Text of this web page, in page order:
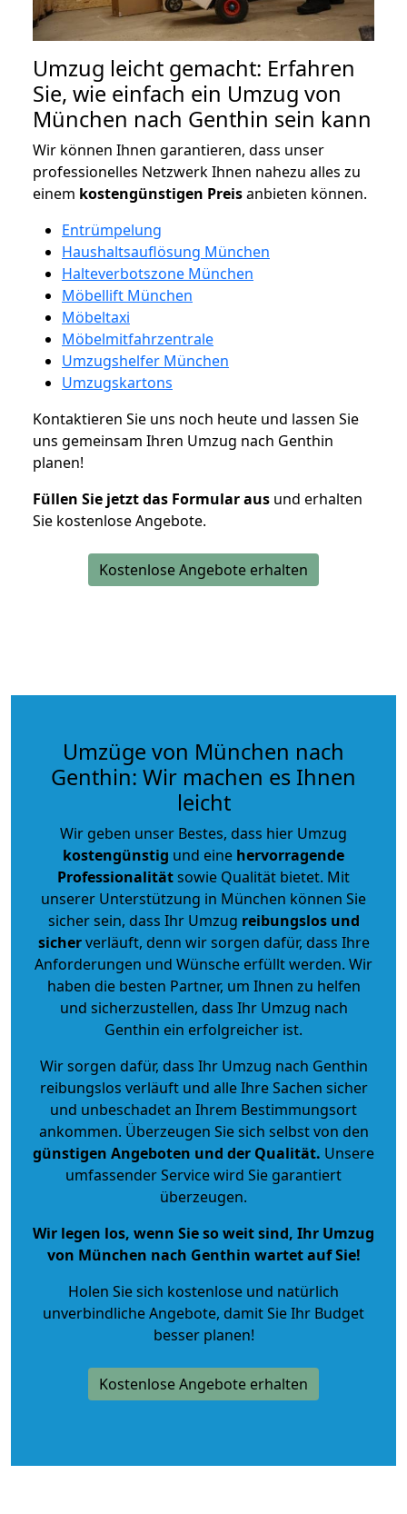
Umzug leicht gemacht: Erfahren
Sie, wie einfach ein Umzug von
München nach Genthin sein kann
Wir können Ihnen garantieren, dass unser
professionelles Netzwerk Ihnen nahezu alles zu
einem kostengünstigen Preisanbieten können.
Entrümpelung
Haushaltsauflösung München
Halteverbotszone München
Möbellift München
Möbeltaxi
Möbelmitfahrzentrale
Umzugshelfer München
Umzugskartons
Kontaktieren Sie uns noch heute und lassen Sie
uns gemeinsam Ihren Umzug nach Genthin
planen!
Füllen Sie jetzt das Formular aus und erhalten
Sie kostenlose Angebote.
Kostenlose Angebote erhalten
Umzüge von München nach
Genthin: Wir machen es Ihnen
leicht
Wir geben unser Bestes, dass hier Umzug
kostengünstig und eine hervorragende
Professionalitätsowie Qualität bietet. Mit
unserer Unterstützung in München können Sie
sicher sein, dass Ihr Umzug reibungslos und
sicherverläuft, denn wir sorgen dafür, dass Ihre
Anforderungen und Wünsche erfüllt werden. Wir
haben die besten Partner, um Ihnen zu helfen
und sicherzustellen, dass Ihr Umzug nach
Genthin ein erfolgreicher ist.
Wir sorgen dafür, dass Ihr Umzug nach Genthin
reibungslos verläuft und alle Ihre Sachen sicher
und unbeschadet an Ihrem Bestimmungsort
ankommen. Überzeugen Sie sich selbst von den
günstigen Angeboten und der Qualität. Unsere
umfassender Service wird Sie garantiert
überzeugen.
Wir legen los, wenn Sie so weit sind, Ihr Umzug
von München nach Genthin wartet auf Sie!
Holen Sie sich kostenlose und natürlich
unverbindliche Angebote, damit Sie Ihr Budget
besser planen!
Kostenlose Angebote erhalten